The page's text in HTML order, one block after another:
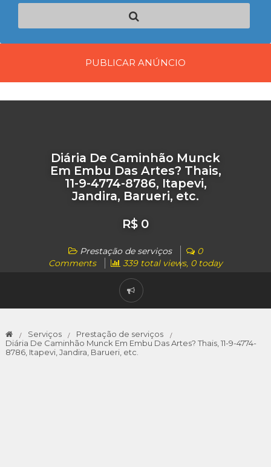
PUBLICAR ANÚNCIO
Diária De Caminhão Munck
Em Embu Das Artes? Thais,
11-9-4774-8786, Itapevi,
Jandira, Barueri, etc.
R$ 0
Prestação de serviços
0
Comments
339 total views, 0 today
Serviços
Prestação de serviços
Diária De Caminhão Munck Em Embu Das Artes? Thais, 11-9-4774-
8786, Itapevi, Jandira, Barueri, etc.